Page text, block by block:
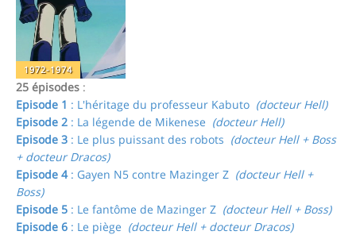
1972-1974
25 épisodes :
Episode 1 : L'héritage du professeur Kabuto (docteur Hell)
Episode 2 : La légende de Mikenese (docteur Hell)
Episode 3 : Le plus puissant des robots (docteur Hell + Boss
+ docteur Dracos)
Episode 4: Gayen N5 contre Mazinger Z (docteur Hell +
Boss)
Episode 5 : Le fantôme de Mazinger Z (docteur Hell + Boss)
Episode 6 : Le piège (docteur Hell + docteur Dracos)